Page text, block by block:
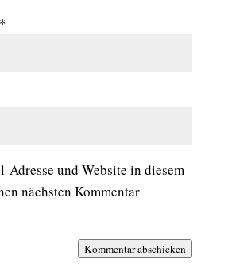
*
Adresse und Website in diesem
nächsten Kommentar
Kommentar abschicken